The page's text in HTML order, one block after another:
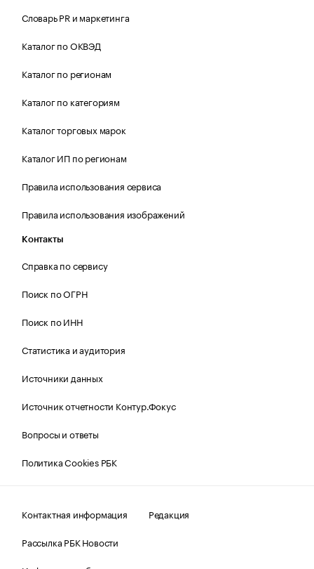
Словарь PR и маркетинга
Каталог по ОКВЭД
Каталог по регионам
Каталог по категориям
Каталог торговых марок
Каталог ИП по регионам
Правила использования сервиса
Правила использования изображений
Контакты
Справка по сервису
Поиск по ОГРН
Поиск по ИНН
Статистика и аудитория
Источники данных
Источник отчетности Контур.Фокус
Вопросы и ответы
Политика Cookies РБК
Контактная информация
Редакция
Рассылка РБК Новости